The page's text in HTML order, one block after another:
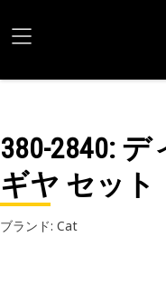
380-2840: デ
ギヤ セット
ブランド: Cat